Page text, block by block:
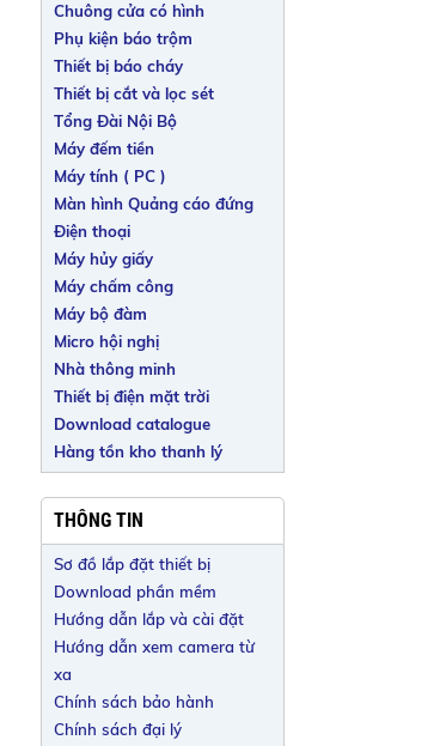
Chuông cửa có hình
Phụ kiện báo trộm
Thiết bị báo cháy
Thiết bị cắt và lọc sét
Tổng Đài Nội Bộ
Máy đếm tiền
Máy tính ( PC )
Màn hình Quảng cáo đứng
Điện thoại
Máy hủy giấy
Máy chấm công
Máy bộ đàm
Micro hội nghị
Nhà thông minh
Thiết bị điện mặt trời
Download catalogue
Hàng tồn kho thanh lý
THÔNG TIN
Sơ đồ lắp đặt thiết bị
Download phần mềm
Hướng dẫn lắp và cài đặt
Hướng dẫn xem camera từ
xa
Chính sách bảo hành
Chính sách đại lý